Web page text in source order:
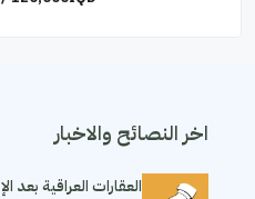
اخر النصائح والاخبار
العقارات العراقية بعد